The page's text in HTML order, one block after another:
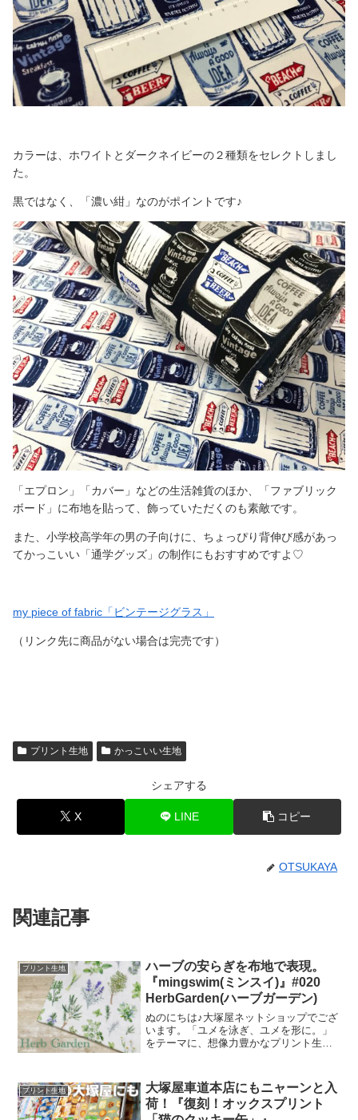
カラーは、ホワイトとダークネイビーの２種類をセレクトしまし
た。
黒ではなく、「濃い紺」なのがポイントです♪
「エプロン」「カバー」などの生活雑貨のほか、「ファブリック
ボード」に布地を貼って、飾っていただくのも素敵です。
また、小学校高学年の男の子向けに、ちょっぴり背伸び感があっ
てかっこいい「通学グッズ」の制作にもおすすめですよ♡
my piece of fabric「ビンテージグラス」
（リンク先に商品がない場合は完売です）
プリント生地 かっこいい生地
シェアする
X LINE コピー
OTSUKAYA
関連記事
プリント生地
ハーブの安らぎを布地で表現。
『mingswim(ミンスイ)』#020
HerbGarden(ハーブガーデン)
ぬのにちは♪大塚屋ネットショップでござ
います。「ユメを泳ぎ、ユメを形に。」
をテーマに、想像力豊かなプリント生地
集ページよりご覧いただけます。＼
mingswi
プリント生地
大塚屋車道本店にもニャーンと入
荷！『復刻！オックスプリント